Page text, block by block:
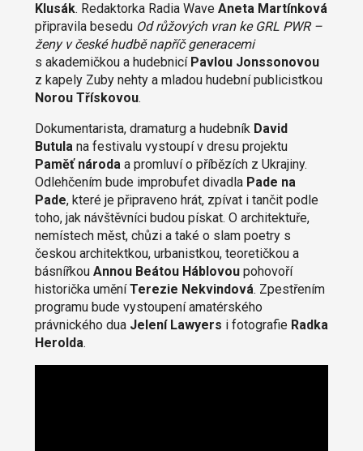
Klusák. Redaktorka Radia Wave Aneta Martínková
připravila besedu Od růžových vran ke GRL PWR –
ženy v české hudbě napříč generacemi
s akademičkou a hudebnicí Pavlou Jonssonovou
z kapely Zuby nehty a mladou hudební publicistkou
Norou Třískovou.
Dokumentarista, dramaturg a hudebník David
Butulana festivalu vystoupí v dresu projektu
Paměť národaa promluví o příbězích z Ukrajiny.
Odlehčením bude improbufet divadla Pade na
Pade, které je připraveno hrát, zpívat i tančit podle
toho, jak návštěvníci budou pískat. O architektuře,
nemístech měst, chůzi a také o slam poetry s
českou architektkou, urbanistkou, teoretičkou a
básnířkou Annou Beátou Háblovoupohovoří
historička uměníTerezie Nekvindová. Zpestřením
programu bude vystoupení amatérského
právnického dua Jelení Lawyers i fotografie Radka
Herolda.